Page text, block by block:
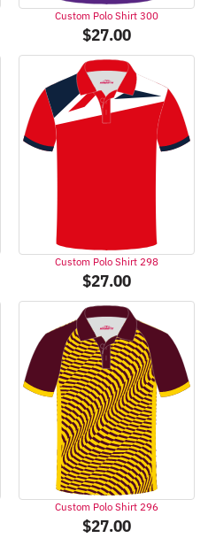
Custom Polo Shirt 300
$27.00
Custom Polo Shirt 298
$27.00
Custom Polo Shirt 296
$27.00